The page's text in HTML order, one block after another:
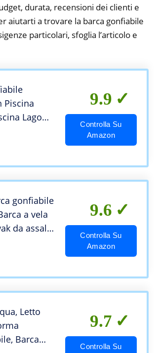
durata, recensioni dei clienti e
aiutarti a trovare la barca gonfiabile
particolari, sfoglia l’articolo e
Piscina
Lago
Barca
9.9
Controlla Su
Amazon
gonfiabile
a vela
da assalto
rigido
gli sport
9.6
Controlla Su
Amazon
Letto
Barca
9.7
Controlla Su